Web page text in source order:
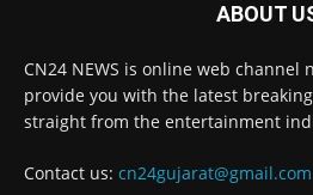
ABOUT
CN24 NEWS is online web channel
provide you with the latest
straight from the entertainment
Contact us: cn24gujarat@gmail.com